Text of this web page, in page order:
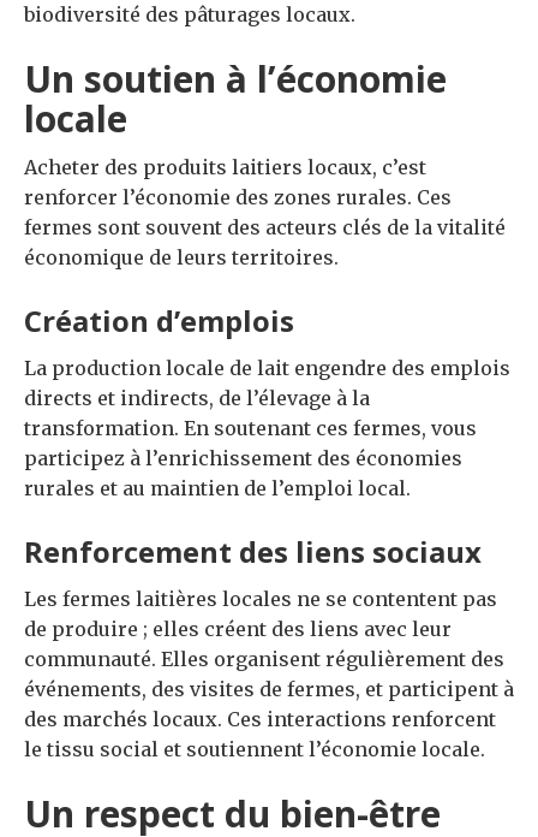
biodiversité des pâturages locaux.
Un soutien à l’économie
locale
Acheter des produits laitiers locaux, c’est
renforcer l’économie des zones rurales. Ces
fermes sont souvent des acteurs clés de la vitalité
économique de leurs territoires.
Création d’emplois
La production locale de lait engendre des emplois
directs et indirects, de l’élevage à la
transformation. En soutenant ces fermes, vous
participez à l’enrichissement des économies
rurales et au maintien de l’emploi local.
Renforcement des liens sociaux
Les fermes laitières locales ne se contentent pas
de produire ; elles créent des liens avec leur
communauté. Elles organisent régulièrement des
événements, des visites de fermes, et participent à
des marchés locaux. Ces interactions renforcent
le tissu social et soutiennent l’économie locale.
Un respect du bien-être